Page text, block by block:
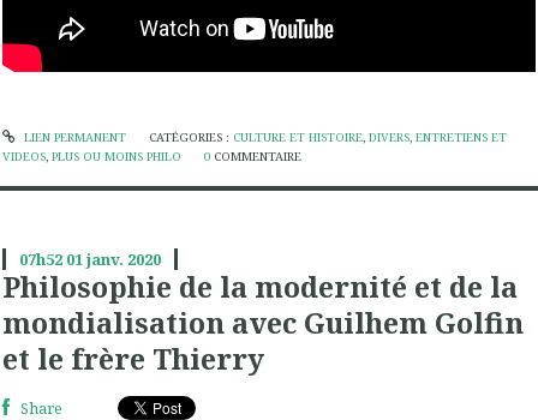
LIEN PERMANENT CATÉGORIES : CULTURE ET HISTOIRE, DIVERS, ENTRETIENS ET
VIDEOS, PLUS OU MOINS PHILO 0 COMMENTAIRE
07h52 01janv. 2020
Philosophie de la modernité et de la
mondialisation avec Guilhem Golfin
et le frère Thierry
Share